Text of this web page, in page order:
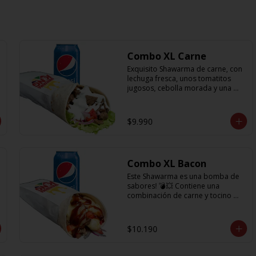
Combo XL Carne
Exquisito Shawarma de carne, con
lechuga fresca, unos tomatitos
jugosos, cebolla morada y una
$9.990
Combo XL Bacon
Este Shawarma es una bomba de
sabores! 💣💥 Contiene una
combinación de carne y tocino
y la exquisita salsa BBQ y obvio no
puede faltar la bebida de 350cc
$10.190